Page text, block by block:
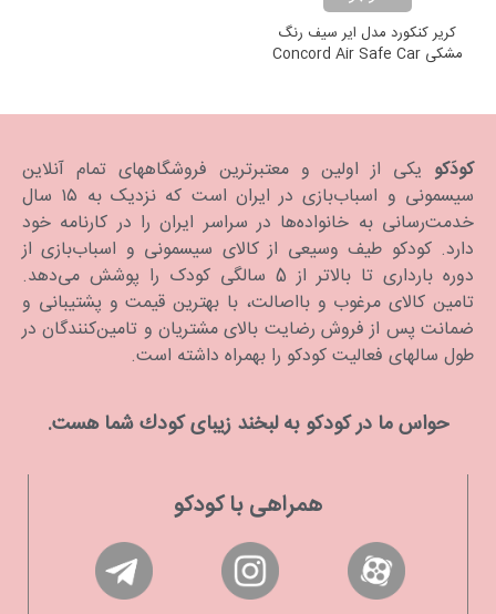
کریر کنکورد مدل ایر سیف رنگ
مشکی Concord Air Safe Car
کودَکو یکی از اولین و معتبرترین فروشگاههای تمام آنلاین
سیسمونی و اسباب‌بازی در ایران است که نزدیک به ۱۵ سال
خدمت‌رسانی به خانواده‌ها در سراسر ایران را در کارنامه خود
دارد. كودكو طیف وسیعی از کالای سیسمونی و اسباب‌بازی از
دوره بارداری تا بالاتر از 5 سالگی کودک را پوشش می‌دهد.
تامین کالای مرغوب و بااصالت، با بهترین قیمت و پشتیبانی و
ضمانت پس از فروش رضایت بالای مشتریان و تامین‌کنندگان در
طول سالهای فعالیت کودکو را بهمراه داشته است.
حواس ما در كودكو به لبخند زیبای كودك شما هست.
همراهی با کودکو